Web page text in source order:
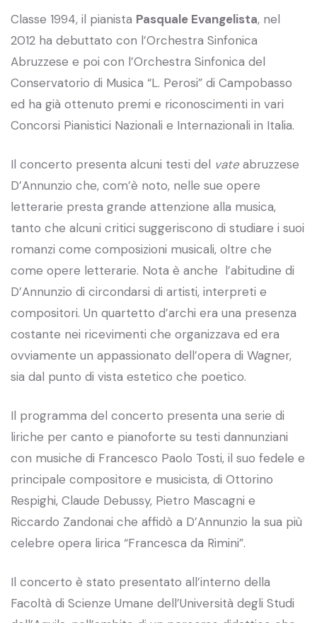
Classe 1994, il pianista Pasquale Evangelista, nel
2012 ha debuttato con l’Orchestra Sinfonica
Abruzzese e poi con l’Orchestra Sinfonica del
Conservatorio di Musica “L. Perosi” di Campobasso
ed ha già ottenuto premi e riconoscimenti in vari
Concorsi Pianistici Nazionali e Internazionali in Italia.
Il concerto presenta alcuni testi del vateabruzzese
D’Annunzio che, com’è noto, nelle sue opere
letterarie presta grande attenzione alla musica,
tanto che alcuni critici suggeriscono di studiare i suoi
romanzi come composizioni musicali, oltre che
come opere letterarie. Nota è anche l’abitudine di
D’Annunzio di circondarsi di artisti, interpreti e
compositori. Un quartetto d’archi era una presenza
costante nei ricevimenti che organizzava ed era
ovviamente un appassionato dell’opera di Wagner,
sia dal punto di vista estetico che poetico.
Il programma del concerto presenta una serie di
liriche per canto e pianoforte su testi dannunziani
con musiche di Francesco Paolo Tosti, il suo fedele e
principale compositore e musicista, di Ottorino
Respighi, Claude Debussy, Pietro Mascagni e
Riccardo Zandonai che affidò a D’Annunzio la sua più
celebre opera lirica “Francesca da Rimini”.
Il concerto è stato presentato all’interno della
Facoltà di Scienze Umane dell’Università degli Studi